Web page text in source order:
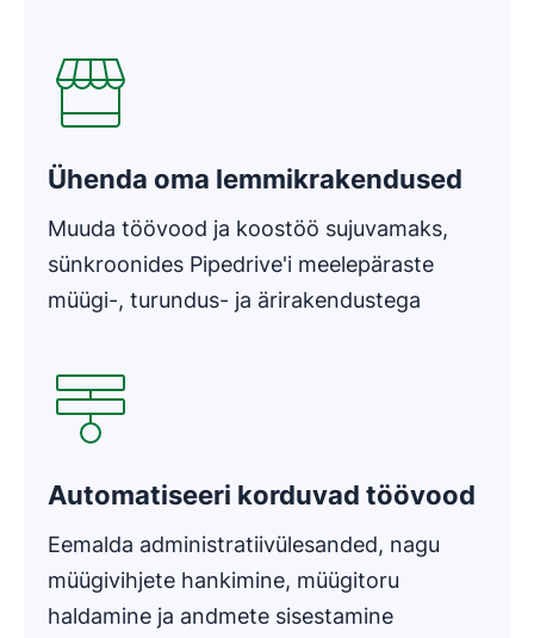
Ühenda oma lemmikrakendused
Muuda töövood ja koostöö sujuvamaks,
sünkroonides Pipedrive'i meelepäraste
müügi-, turundus- ja ärirakendustega
Automatiseeri korduvad töövood
Eemalda administratiivülesanded, nagu
müügivihjete hankimine, müügitoru
haldamine ja andmete sisestamine